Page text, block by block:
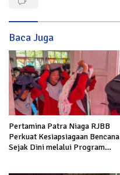
Baca Juga
Pertamina Patra Niaga RJBB
Perkuat Kesiapsiagaan Bencana
Sejak Dini melalui Program